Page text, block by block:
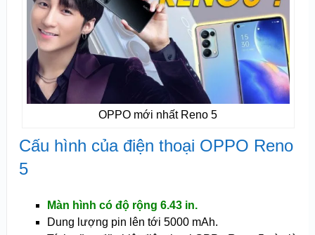
OPPO mới nhất Reno 5
Cấu hình của điện thoại OPPO Reno
5
Màn hình có độ rộng 6.43 in.
Dung lượng pin lên tới 5000 mAh.